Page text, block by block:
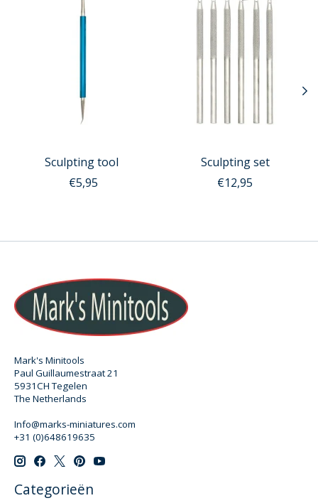
Sculpting tool
€5,95
Sculpting set
€12,95
Mark's Minitools
Paul Guillaumestraat 21
5931CH Tegelen
The Netherlands
Info@marks-miniatures.com
+31 (0)648619635
Categorieën